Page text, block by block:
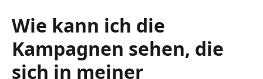
Wie kann ich die
Kampagnen sehen, die
sich in meiner